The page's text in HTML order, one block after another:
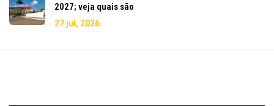
2027; veja quais são
27 jul, 2026